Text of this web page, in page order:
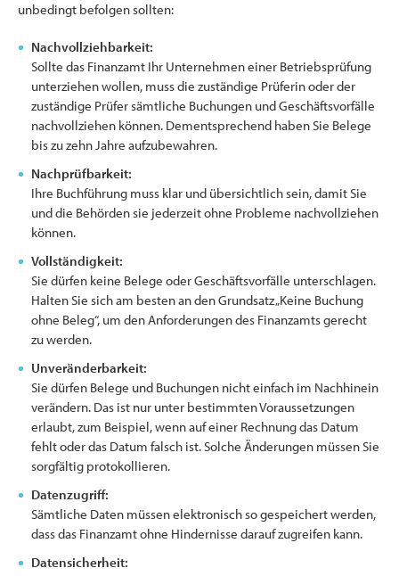
unbedingt befolgen sollten:
Nachvollziehbarkeit:
Sollte das Finanzamt Ihr Unternehmen einer Betriebsprüfung
unterziehen wollen, muss die zuständige Prüferin oder der
zuständige Prüfer sämtliche Buchungen und Geschäftsvorfälle
nachvollziehen können. Dementsprechend haben Sie Belege
bis zu zehn Jahre aufzubewahren.
Nachprüfbarkeit:
Ihre Buchführung muss klar und übersichtlich sein, damit Sie
und die Behörden sie jederzeit ohne Probleme nachvollziehen
können.
Vollständigkeit:
Sie dürfen keine Belege oder Geschäftsvorfälle unterschlagen.
Halten Sie sich am besten an den Grundsatz „Keine Buchung
ohne Beleg“, um den Anforderungen des Finanzamts gerecht
zu werden.
Unveränderbarkeit:
Sie dürfen Belege und Buchungen nicht einfach im Nachhinein
verändern. Das ist nur unter bestimmten Voraussetzungen
erlaubt, zum Beispiel, wenn auf einer Rechnung das Datum
fehlt oder das Datum falsch ist. Solche Änderungen müssen Sie
sorgfältig protokollieren.
Datenzugriff:
Sämtliche Daten müssen elektronisch so gespeichert werden,
dass das Finanzamt ohne Hindernisse darauf zugreifen kann.
Datensicherheit: